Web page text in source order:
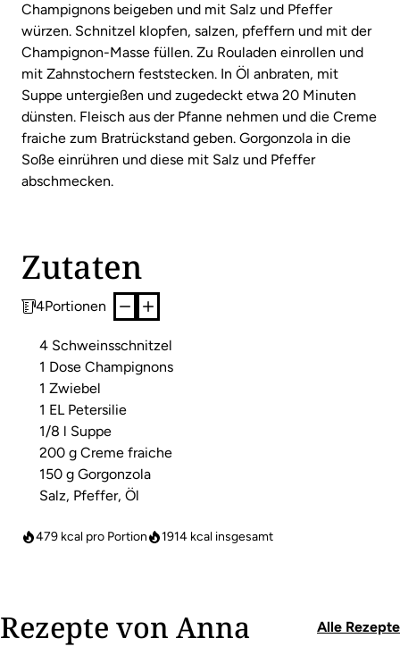
Champignons beigeben und mit Salz und Pfeffer
würzen. Schnitzel klopfen, salzen, pfeffern und mit der
Champignon-Masse füllen. Zu Rouladen einrollen und
mit Zahnstochern feststecken. In Öl anbraten, mit
Suppe untergießen und zugedeckt etwa 20 Minuten
dünsten. Fleisch aus der Pfanne nehmen und die Creme
fraiche zum Bratrückstand geben. Gorgonzola in die
Soße einrühren und diese mit Salz und Pfeffer
abschmecken.
Zutaten
4Portionen
4 Schweinsschnitzel
1 Dose Champignons
1 Zwiebel
1 EL Petersilie
1/8 l Suppe
200 g Creme fraiche
150 g Gorgonzola
Salz, Pfeffer, Öl
479 kcal pro Portion 1914 kcal insgesamt
Rezepte von Anna Alle Rezepte